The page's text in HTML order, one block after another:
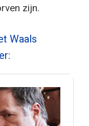
zijn.
Waals